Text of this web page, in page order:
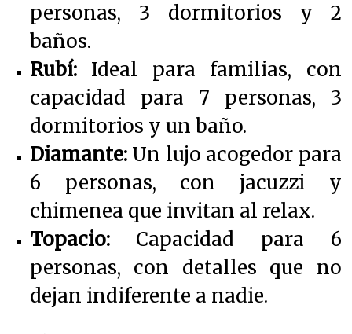
personas, 3 dormitorios y 2
baños.
Rubí:Ideal para familias, con
capacidad para 7 personas, 3
dormitorios y un baño.
Diamante:Un lujo acogedor para
6 personas, con jacuzzi y
chimenea que invitan al relax.
Topacio:Capacidad para 6
personas, con detalles que no
dejan indiferente a nadie.